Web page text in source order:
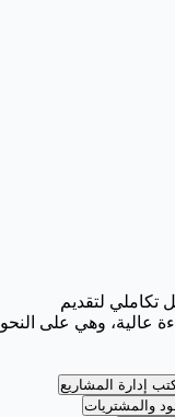
لتقديم
عالية، وهي على النحو
إدارة المشاريع
والمشتريات